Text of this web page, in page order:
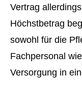
Vertrag
Höchstbetrag
sowohl für die
Fachpersonal
Versorgung in